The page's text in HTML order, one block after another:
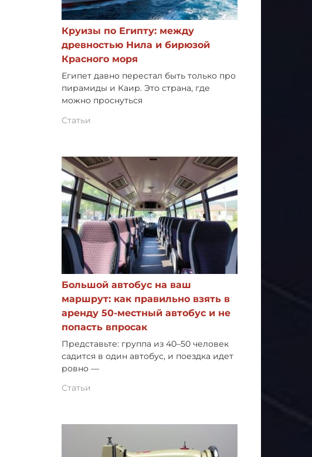
Круизы по Египту: между
древностью Нила и бирюзой
Красного моря
Египет давно перестал быть только про
пирамиды и Каир. Это страна, где
можно проснуться
Статьи
Большой автобус на ваш
маршрут: как правильно взять в
аренду 50-местный автобус и не
попасть впросак
Представьте: группа из 40–50 человек
садится в один автобус, и поездка идет
ровно —
Статьи